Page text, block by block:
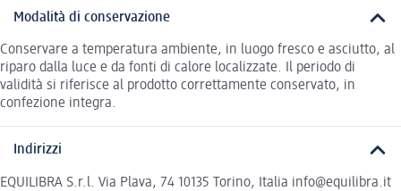
Modalità di conservazione
Conservare a temperatura ambiente, in luogo fresco e asciutto, al
riparo dalla luce e da fonti di calore localizzate. Il periodo di
validità si riferisce al prodotto correttamente conservato, in
confezione integra.
Indirizzi
EQUILIBRA S.r.l. Via Plava, 74 10135 Torino, Italia info@equilibra.it